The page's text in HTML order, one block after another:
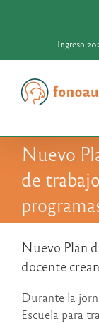
Ingreso
Nuevo
de
Nuevo Plan
docente
Durante la
Escuela para